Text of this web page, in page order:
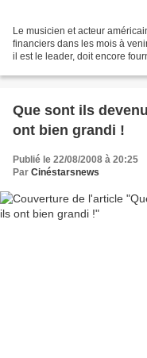
Le musicien et acteur
financiers dans les mois à
il est le leader, doit encore
Que sont ils
ont bien grandi !
Publié le 22/08/2008 à 20:25
Par Cinéstarsnews